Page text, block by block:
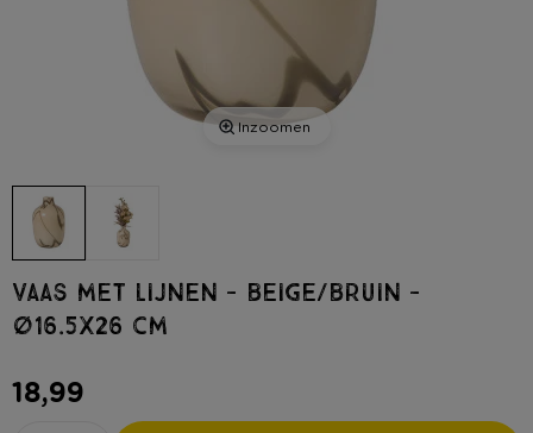
Inzoomen
Vaas met lijnen - beige/bruin -
ø16.5x26 cm
18,99